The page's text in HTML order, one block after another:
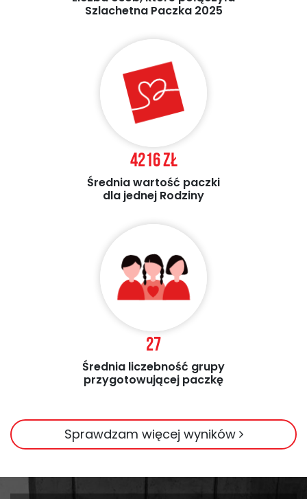
Szlachetna Paczka 2025
4216 zł
Średnia wartość paczki
dla jednej Rodziny
27
Średnia liczebność grupy
przygotowującej paczkę
Sprawdzam więcej wyników